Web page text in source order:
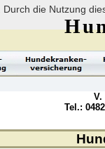
die Nutzung
V.
Tel.: